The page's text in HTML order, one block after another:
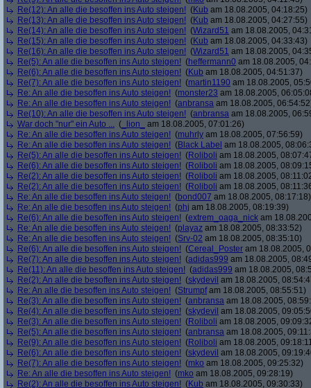
Re(12): An alle die besoffen ins Auto steigen! (Kub am 18.08.2005, 04:18:25)
Re(13): An alle die besoffen ins Auto steigen! (Kub am 18.08.2005, 04:27:55)
Re(14): An alle die besoffen ins Auto steigen! (Wizard51 am 18.08.2005,
Re(15): An alle die besoffen ins Auto steigen! (Kub am 18.08.2005, 04:33:43)
Re(16): An alle die besoffen ins Auto steigen! (Wizard51 am 18.08.2005,
Re(5): An alle die besoffen ins Auto steigen! (heffermann0 am 18.08.2005,
Re(6): An alle die besoffen ins Auto steigen! (Kub am 18.08.2005, 04:51:37)
Re(7): An alle die besoffen ins Auto steigen! (martin1190 am 18.08.2005,
Re: An alle die besoffen ins Auto steigen! (monster23 am 18.08.2005,
Re: An alle die besoffen ins Auto steigen! (anbransa am 18.08.2005,
Re(10): An alle die besoffen ins Auto steigen! (anbransa am 18.08.2005,
War doch "nur" ein Auto ... ( _lion_
am 18.08.2005, 07:01:26)
Re: An alle die besoffen ins Auto steigen! (muhrly am 18.08.2005, 07:56:59)
Re: An alle die besoffen ins Auto steigen! (Black Label am 18.08.2005,
Re(5): An alle die besoffen ins Auto steigen! (Roliboli am 18.08.2005,
Re(6): An alle die besoffen ins Auto steigen! (Roliboli am 18.08.2005,
Re(2): An alle die besoffen ins Auto steigen! (Roliboli am 18.08.2005,
Re(2): An alle die besoffen ins Auto steigen! (Roliboli am 18.08.2005,
Re: An alle die besoffen ins Auto steigen! (bond007 am 18.08.2005, 08:17:18)
Re: An alle die besoffen ins Auto steigen! (phj am 18.08.2005, 08:19:39)
Re(6): An alle die besoffen ins Auto steigen! (extrem_oaga_nick am
Re: An alle die besoffen ins Auto steigen! (playaz am 18.08.2005, 08:33:52)
Re: An alle die besoffen ins Auto steigen! (Srv-02 am 18.08.2005, 08:35:10)
Re(6): An alle die besoffen ins Auto steigen! (Cereal_Poster am 18.08.2005,
Re(7): An alle die besoffen ins Auto steigen! (adidas999 am 18.08.2005,
Re(11): An alle die besoffen ins Auto steigen! (adidas999 am 18.08.2005,
Re(2): An alle die besoffen ins Auto steigen! (skydevil am 18.08.2005,
Re: An alle die besoffen ins Auto steigen! (Strumpfam 18.08.2005, 08:55:51)
Re(3): An alle die besoffen ins Auto steigen! (anbransa am 18.08.2005,
Re(4): An alle die besoffen ins Auto steigen! (skydevil am 18.08.2005,
Re(3): An alle die besoffen ins Auto steigen! (Roliboli am 18.08.2005,
Re(5): An alle die besoffen ins Auto steigen! (anbransa am 18.08.2005,
Re(9): An alle die besoffen ins Auto steigen! (Roliboli am 18.08.2005,
Re(6): An alle die besoffen ins Auto steigen! (skydevil am 18.08.2005,
Re(7): An alle die besoffen ins Auto steigen! (mko am 18.08.2005, 09:25:32)
Re: An alle die besoffen ins Auto steigen! (mko am 18.08.2005, 09:28:19)
Re(2): An alle die besoffen ins Auto steigen! (Kub am 18.08.2005, 09:30:33)